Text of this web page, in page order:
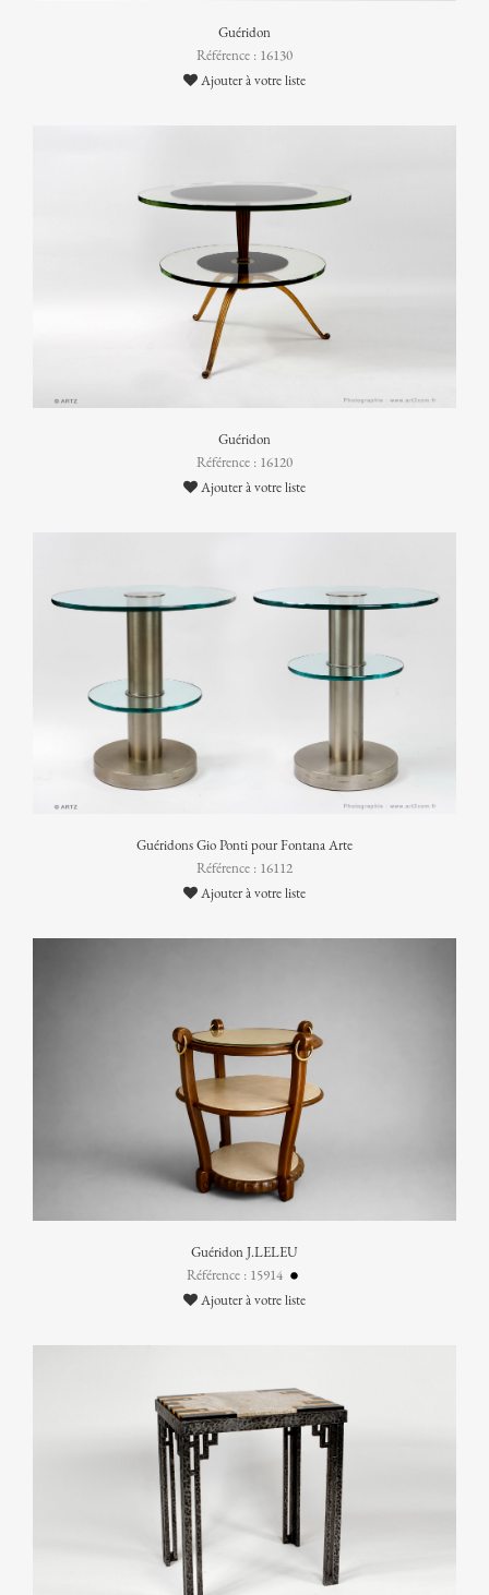
Guéridon
Référence : 16130
Ajouter à votre liste
Guéridon
Référence : 16120
Ajouter à votre liste
Guéridons Gio Ponti pour Fontana Arte
Référence : 16112
Ajouter à votre liste
Guéridon J.LELEU
Référence : 15914
Ajouter à votre liste